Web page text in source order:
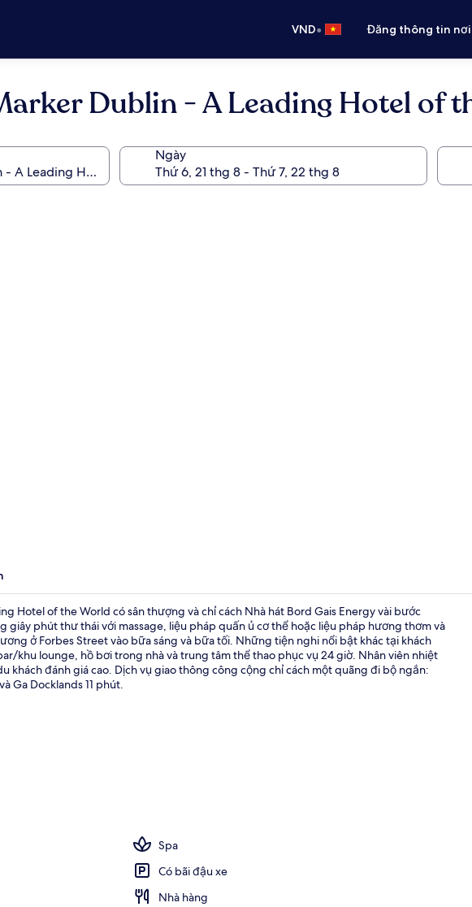
VND• Đăng thông tin
Dublin - A Leading Hotel of
Ngày
Hồ bơi
Hotel of the World có sân thượng và chỉ cách Nhà hát Bord Gais Energy vài bước
giây phút thư thái với massage, liệu pháp quấn ủ cơ thể hoặc liệu pháp hương thơm và
ở Forbes Street vào bữa sáng và bữa tối. Những tiện nghi nổi bật khác tại khách
khu lounge, hồ bơi trong nhà và trung tâm thể thao phục vụ 24 giờ. Nhân viên nhiệt
khách đánh giá cao. Dịch vụ giao thông công cộng chỉ cách một quãng đi bộ ngắn:
Ga Docklands 11 phút.
Spa
Có bãi đậu xe
Nhà hàng